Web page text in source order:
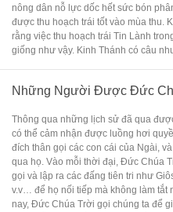
nông dân nỗ lực dốc hết sức bón
được thu hoạch trái tốt vào mùa thu.
rằng việc thu hoạch trái Tin Lành
giống như vậy. Kinh Thánh có câu
Những Người Được Đức
Thông qua những lịch sử đã qua
có thể cảm nhận được luồng hơi
đích thân gọi các con cái của Ngài,
qua họ. Vào mỗi thời đại, Đức Chúa
gọi và lập ra các đấng tiên tri như
v.v… để họ nối tiếp mà không làm
nay, Đức Chúa Trời gọi chúng ta để